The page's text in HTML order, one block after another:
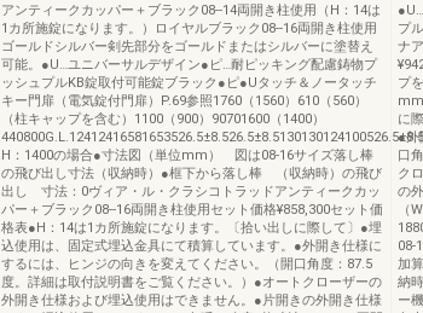
アンティークカッパー＋ブラック08--14両開き柱使用（H：14は
1カ所施錠になります。）ロイヤルブラック08--16両開き柱使用
ゴールドシルバー剣先部分をゴールドまたはシルバーに塗替え
可能。●U…ユニバーサルデザイン●ピ…耐ピッキング配慮鋳物プ
ッシュプルKB錠取付可能錠ブラック●ピ●Uタッチ＆ノータッチ
キー門扉（電気錠付門扉）P.69参照1760（1560）610（560）
（柱キャップを含む）1100（900）90701600（1400）
H：1400の場合●寸法図（単位mm） 図は08-16サイズ落し棒
の飛び出し寸法（収納時）●框下から落し棒 （収納時）の飛び
出し 寸法：0ヴィア・ル・クラシコトラッドアンティークカッ
パー＋ブラック08--16両開き柱使用セット価格¥858,300セット価
格表●H：14は1カ所施錠になります。〔拾い出しに際して〕●埋
込使用は、固定式埋込金具にて積算しています。●外開き仕様に
するには、ヒンジの向きを変えてください。（開口角度：87.5
度。詳細は取付説明書をご覧ください。）●オートクローザーの
外開き仕様および埋込使用はできません。●片開きの外開き仕様
プ
ナ
プ
に
●外
口
ク
の
（
08-
加
納
ー